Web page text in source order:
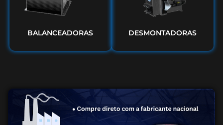
BALANCEADORAS DESMONTADORAS